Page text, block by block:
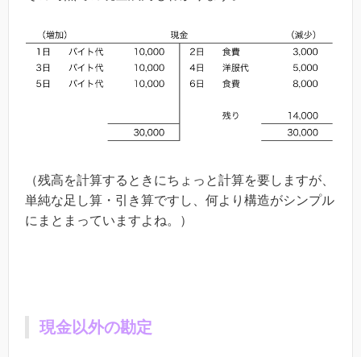
（残高を計算するときにちょっと計算を要しますが、
単純な足し算・引き算ですし、何より構造がシンプル
にまとまっていますよね。）
現金以外の勘定